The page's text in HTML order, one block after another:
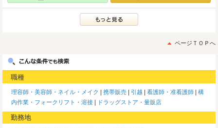
ページＴＯＰへ
職種
理容師・美容師・ネイル・メイク 携帯販売 引越 看護師・准看護師
構
内作業・フォークリフト・溶接
ドラッグストア・量販店
勤務地